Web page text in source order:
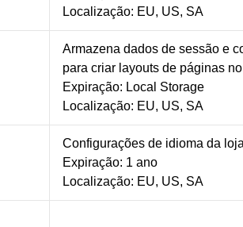
Localização: EU, US, SA
Armazena dados de sessão e
para criar layouts de páginas
Expiração: Local Storage
Localização: EU, US, SA
Configurações de idioma da
Expiração: 1 ano
Localização: EU, US, SA